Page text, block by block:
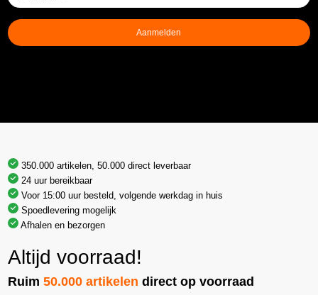
mailadres(Vereist)
Aanmelden
350.000 artikelen, 50.000 direct leverbaar
24 uur bereikbaar
Voor 15:00 uur besteld, volgende werkdag in huis
Spoedlevering mogelijk
Afhalen en bezorgen
Altijd voorraad!
Ruim50.000 artikelen direct op voorraad